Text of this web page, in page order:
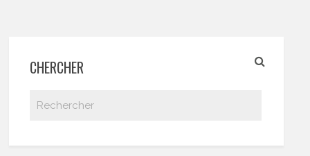
CHERCHER